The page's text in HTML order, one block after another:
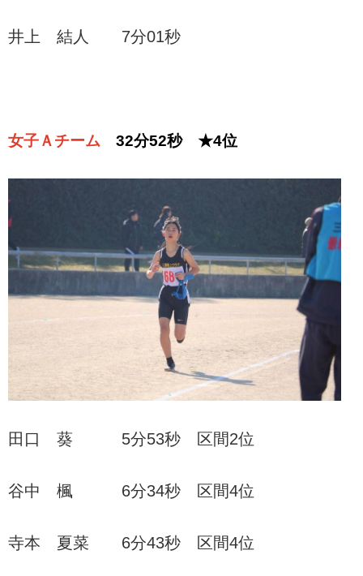
井上 結人 7分01秒
女子Ａチーム 32分52秒 ★4位
田口 葵 5分53秒 区間2位
谷中 楓 6分34秒 区間4位
寺本 夏菜 6分43秒 区間4位